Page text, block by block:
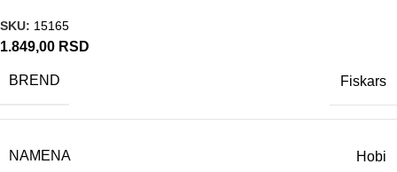
SKU: 15165
1.849,00 RSD
BREND Fiskars
NAMENA Hobi